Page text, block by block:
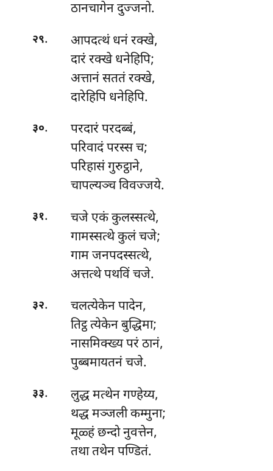
ठानचागेन दुज्जनो.
२९. आपदत्थंधनं रक्खे,
दारं रक्खे धनेहिपि;
अत्तानं सततं रक्खे,
दारेहिपि धनेहिपि.
३०.
परदारं परदब्बं,
परिवादं परस्स च;
परिहासं गुरुट्ठाने,
चापल्यञ्च विवज्जये.
३१. चजेएकं कुलस्सत्थे,
गामस्सत्थे कुलं चजे;
गाम जनपदस्सत्थे,
अत्तत्थे पथविं चजे.
३२. चलत्येकेनपादेन,
तिट्ठ त्येकेन बुद्धिमा;
नासमिक्ख्य परं ठानं,
पुब्बमायतनं चजे.
३३.
लुद्ध मत्थेन गण्हेय्य,
थद्ध मञ्जली कम्मुना;
मूळ्हं छन्दो नुवत्तेन,
तथा तथेन पण्डितं.